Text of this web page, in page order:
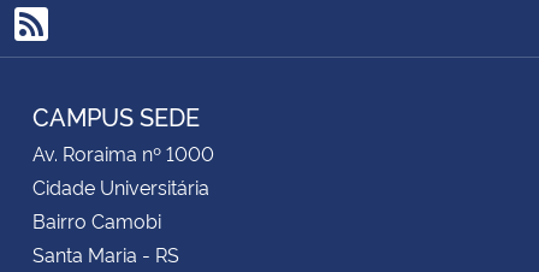
RSS
CAMPUS SEDE
Av. Roraima nº 1000
Cidade Universitária
Bairro Camobi
Santa Maria - RS